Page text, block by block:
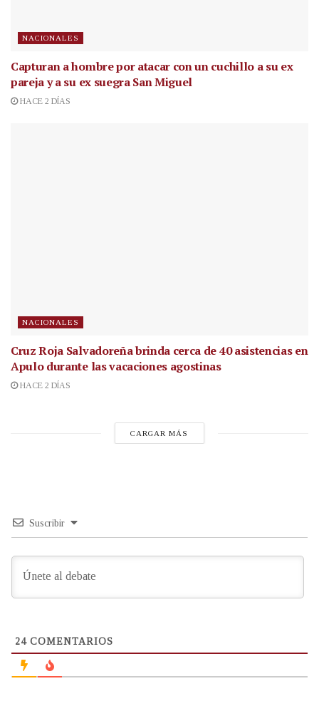
NACIONALES
Capturan a hombre por atacar con un cuchillo a su ex
pareja y a su ex suegra San Miguel
HACE 2 DÍAS
NACIONALES
Cruz Roja Salvadoreña brinda cerca de 40 asistencias en
Apulo durante las vacaciones agostinas
HACE 2 DÍAS
CARGAR MÁS
Suscribir
24COMENTARIOS